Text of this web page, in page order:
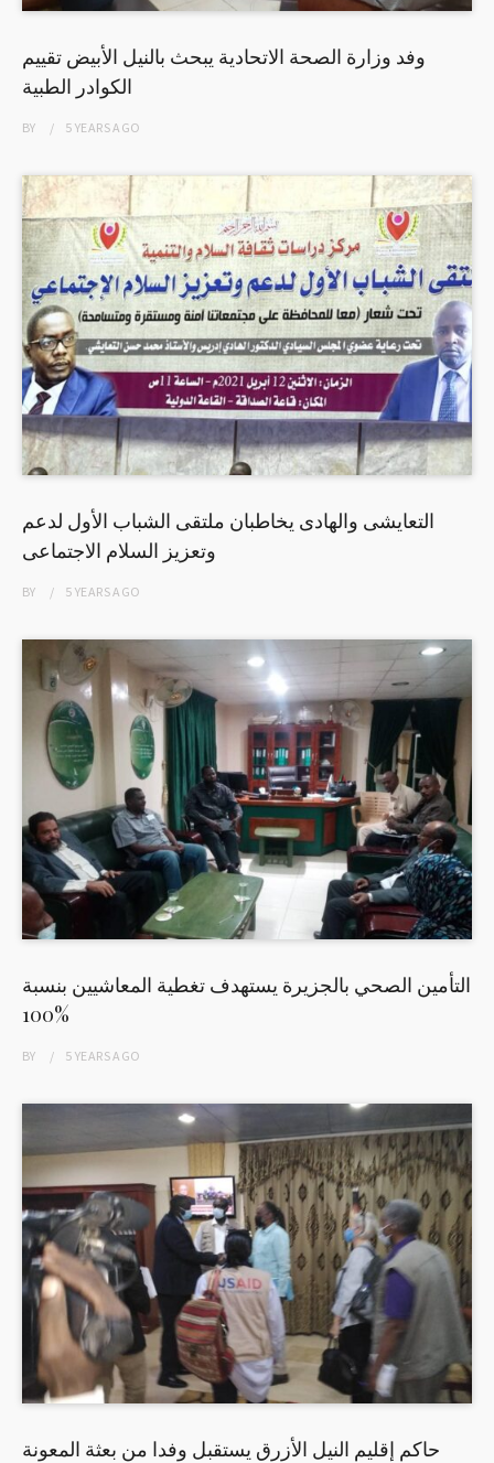
وفد وزارة الصحة الاتحادية يبحث بالنيل الأبيض تقييم
الكوادر الطبية
BY 5 YEARSAGO
التعايشى والهادى يخاطبان ملتقى الشباب الأول لدعم
وتعزيز السلام الاجتماعى
BY 5 YEARSAGO
التأمين الصحي بالجزيرة يستهدف تغطية المعاشيين بنسبة
100%
BY 5 YEARSAGO
حاكم إقليم النيل الأزرق يستقبل وفدا من بعثة المعونة